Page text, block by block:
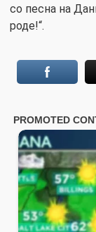
со песна на
роде!“.